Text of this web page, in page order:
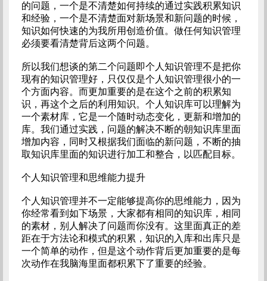
的问题，一个是不清楚如何持续的通过实践积累知识
和经验，一个是不清楚面对新场景和新问题的时候，
知识如何快速的为我所用创造价值。做任何知识管理
必须要看清楚背后这两个问题。
所以我们想谈的第二个问题即个人知识管理不是把你
现有的知识管理好，只仅仅是个人知识管理很小的一
个方面内容。而更加重要的是在这个之前的积累知
识，再这个之后的利用知识。个人知识库可以理解为
一个素材库，它是一个随时动态变化，更新和增加的
库。我们通过实践，问题的解决不断的朝知识库里面
增加内容，同时又根据我们面临的新问题，不断的抽
取知识库里面的知识进行加工和整合，以匹配目标。
个人知识管理和思维能力提升
个人知识管理并不一定能够提高你的思维能力，因为
你经常看到如下场景，大家都有相同的知识库，相同
的素材，别人解决了问题而你没有。这里面真正的差
距在于方法论和模式的积累，知识的入库和出库只是
一个简单的动作，但是这个动作背后更加重要的是每
次动作在我脑海里面都积累下了重要的经验。